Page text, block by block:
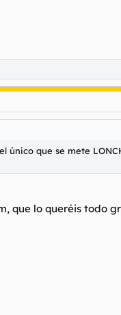
único que se mete
que lo queréis todo